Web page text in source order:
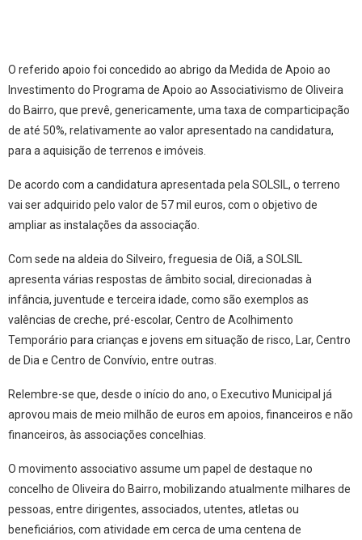
O referido apoio foi concedido ao abrigo da Medida de Apoio ao
Investimento do Programa de Apoio ao Associativismo de Oliveira
do Bairro, que prevê, genericamente, uma taxa de comparticipação
de até 50%, relativamente ao valor apresentado na candidatura,
para a aquisição de terrenos e imóveis.
De acordo com a candidatura apresentada pela SOLSIL, o terreno
vai ser adquirido pelo valor de 57 mil euros, com o objetivo de
ampliar as instalações da associação.
Com sede na aldeia do Silveiro, freguesia de Oiã, a SOLSIL
apresenta várias respostas de âmbito social, direcionadas à
infância, juventude e terceira idade, como são exemplos as
valências de creche, pré-escolar, Centro de Acolhimento
Temporário para crianças e jovens em situação de risco, Lar, Centro
de Dia e Centro de Convívio, entre outras.
Relembre-se que, desde o início do ano, o Executivo Municipal já
aprovou mais de meio milhão de euros em apoios, financeiros e não
financeiros, às associações concelhias.
O movimento associativo assume um papel de destaque no
concelho de Oliveira do Bairro, mobilizando atualmente milhares de
pessoas, entre dirigentes, associados, utentes, atletas ou
beneficiários, com atividade em cerca de uma centena de